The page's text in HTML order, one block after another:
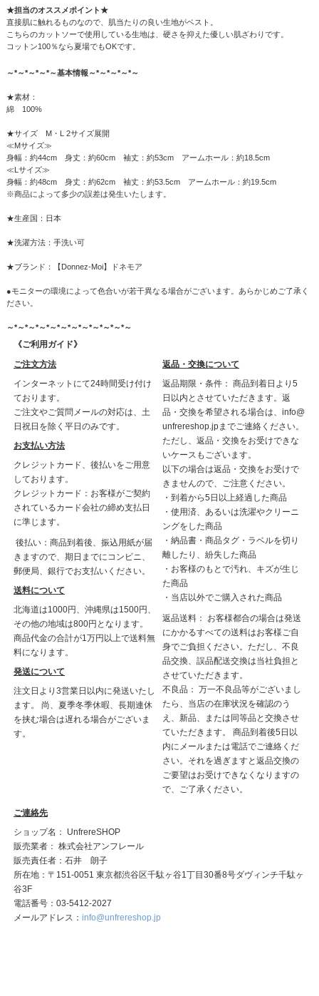
★担当のオススメポイント★
直接肌に触れるものなので、肌当たりの良い生地がベスト。
こちらのカットソーで使用している生地は、硬さを抑えた優しい肌ざわりです。
コットン100％なら夏場でもOKです。
～*～*～*～*～基本情報～*～*～*～*～
★素材：
綿 100%
★サイズ M・L 2サイズ展開
≪Mサイズ≫
身幅：約44cm 身丈：約60cm 袖丈：約53cm アームホール：約18.5cm
≪Lサイズ≫
身幅：約48cm 身丈：約62cm 袖丈：約53.5cm アームホール：約19.5cm
※商品によって多少の誤差は発生いたします。
★生産国：日本
★洗濯方法：手洗い可
★ブランド：【Donnez-Moi】ドネモア
●モニターの環境によって色合いが若干異なる場合がございます。あらかじめご了承く
ださい。
～*～*～*～*～*～*～*～*～*～*～*～
《ご利用ガイド》
ご注文方法
インターネットにて24時間受け付け
ております。
ご注文やご質問メールの対応は、土
日祝日を除く平日のみです。
お支払い方法
クレジットカード、後払いをご用意
しております。
クレジットカード：お客様がご契約
されているカード会社の締め支払日
に準じます。
後払い：商品到着後、振込用紙が届
きますので、期日までにコンビニ、
郵便局、銀行でお支払いください。
送料について
北海道は1000円、沖縄県は1500円、
その他の地域は800円となります。
商品代金の合計が1万円以上で送料無
料になります。
発送について
注文日より3営業日以内に発送いたし
ます。 尚、夏季冬季休暇、長期連休
を挟む場合は遅れる場合がございま
す。
返品・交換について
返品期限・条件： 商品到着日より5
日以内とさせていただきます。返
品・交換を希望される場合は、info@
unfrereshop.jpまでご連絡ください。
ただし、返品・交換をお受けできな
いケースもございます。
以下の場合は返品・交換をお受けで
きませんので、ご注意ください。
・到着から5日以上経過した商品
・使用済、あるいは洗濯やクリーニ
ングをした商品
・納品書・商品タグ・ラベルを切り
離したり、紛失した商品
・お客様のもとで汚れ、キズが生じ
た商品
・当店以外でご購入された商品
返品送料： お客様都合の場合は発送
にかかるすべての送料はお客様ご自
身でご負担ください。ただし、不良
品交換、誤品配送交換は当社負担と
させていただきます。
不良品： 万一不良品等がございまし
たら、当店の在庫状況を確認のう
え、新品、または同等品と交換させ
ていただきます。 商品到着後5日以
内にメールまたは電話でご連絡くだ
さい。それを過ぎますと返品交換の
ご要望はお受けできなくなりますの
で、ご了承ください。
ご連絡先
ショップ名： UnfrereSHOP
販売業者： 株式会社アンフレール
販売責任者：石井 朗子
所在地：〒151-0051 東京都渋谷区千駄ヶ谷1丁目30番8号ダヴィンチ千駄ヶ
谷3F
電話番号：03-5412-2027
メールアドレス： info@unfrereshop.jp